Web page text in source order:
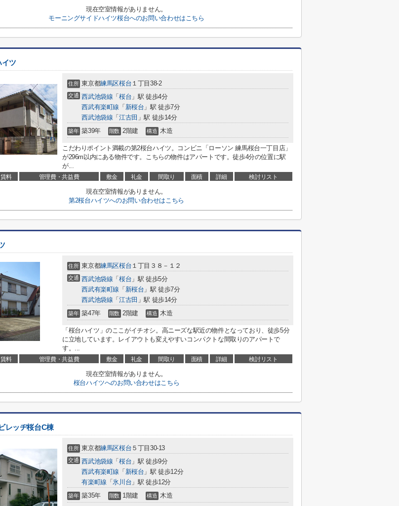
現在空室情報がありません。
モーニングサイドハイツ桜台へのお問い合わせはこちら
イツ
住所 東京都練馬区桜台 １丁目38-2
交通 西武池袋線 「 桜台 」駅 徒歩4分
西武有楽町線 「 新桜台 」駅 徒歩7分
西武池袋線 「 江古田 」駅 徒歩14分
築年 築39年 階数 2階建 構造 木造
こだわりポイント満載の第2桜台ハイツ。コンビニ「ローソン 練馬桜台一丁目店」
が296m以内にある物件です。こちらの物件はアパートです。徒歩4分の位置に駅
が...
賃料 管理費・共益費 敷金 礼金 間取り 面積 詳細 検討リスト
現在空室情報がありません。
第2桜台ハイツへのお問い合わせはこちら
住所 東京都練馬区桜台 １丁目３８－１２
交通 西武池袋線 「 桜台 」駅 徒歩5分
西武有楽町線 「 新桜台 」駅 徒歩7分
西武池袋線 「 江古田 」駅 徒歩14分
築年 築47年 階数 2階建 構造 木造
「桜台ハイツ」のここがイチオシ。高ニーズな駅近の物件となっており、徒歩5分
に立地しています。レイアウトも変えやすいコンパクトな間取りのアパートで
す。...
賃料 管理費・共益費 敷金 礼金 間取り 面積 詳細 検討リスト
現在空室情報がありません。
桜台ハイツへのお問い合わせはこちら
レッヂ桜台C棟
住所 東京都練馬区桜台 ５丁目30-13
交通 西武池袋線 「 桜台 」駅 徒歩9分
西武有楽町線 「 新桜台 」駅 徒歩12分
有楽町線 「氷川台 」駅 徒歩12分
築年 築35年 階数 1階建 構造 木造